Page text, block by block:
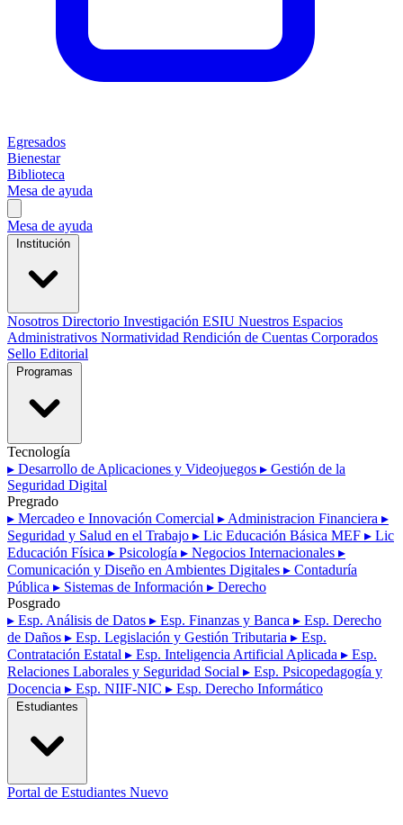
Egresados
Bienestar
Biblioteca
Mesa de ayuda
Mesa de ayuda
Nosotros Directorio Investigación ESIU Nuestros Espacios
Administrativos Normatividad Rendición de Cuentas Corporados
Sello Editorial
Tecnología
▸ Desarrollo de Aplicaciones y Videojuegos ▸ Gestión de la
Seguridad Digital
Pregrado
▸ Mercadeo e Innovación Comercial ▸ Administracion Financiera ▸
Seguridad y Salud en el Trabajo ▸ Lic Educación Básica MEF ▸ Lic
Educación Física ▸ Psicología ▸ Negocios Internacionales ▸
Comunicación y Diseño en Ambientes Digitales ▸ Contaduría
Pública ▸ Sistemas de Información ▸ Derecho
Posgrado
▸ Esp. Análisis de Datos ▸ Esp. Finanzas y Banca ▸ Esp. Derecho
de Daños ▸ Esp. Legislación y Gestión Tributaria ▸ Esp.
Contratación Estatal ▸ Esp. Inteligencia Artificial Aplicada ▸ Esp.
Relaciones Laborales y Seguridad Social ▸ Esp. Psicopedagogía y
Docencia ▸ Esp. NIIF-NIC ▸ Esp. Derecho Informático
Portal de Estudiantes Nuevo